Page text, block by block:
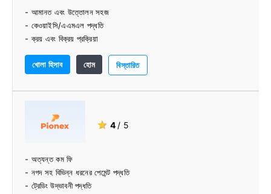
- আমানত এবং উত্তোলন সহজ
- কেওয়াইসি/এএমএল পদ্ধতি
- ক্রয় এবং বিক্রয় প্রক্রিয়া
খোলা হিসাব
হোম বিস্তারিত
★ 4 / 5
- অত্যন্ত কম ফি
- নগদ সহ বিভিন্ন ধরনের পেমেন্ট পদ্ধতি
- ট্রেডিং উদ্ভাবনী পদ্ধতি